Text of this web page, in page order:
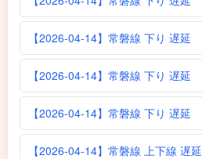
【2026-04-14】常磐線 下り 遅延
【2026-04-14】常磐線 下り 遅延
【2026-04-14】常磐線 下り 遅延
【2026-04-14】常磐線 上下線 遅延